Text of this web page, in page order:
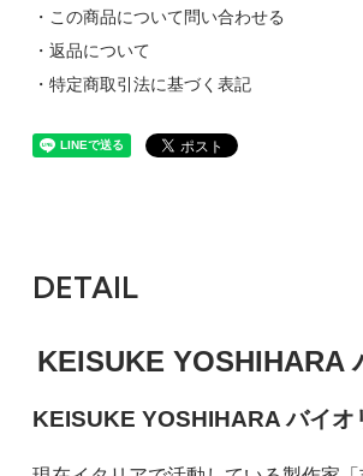
・この商品について問い合わせる
・返品について
・特定商取引法に基づく表記
DETAIL
KEISUKE YOSHIHARA
KEISUKE YOSHIHARA バイオ